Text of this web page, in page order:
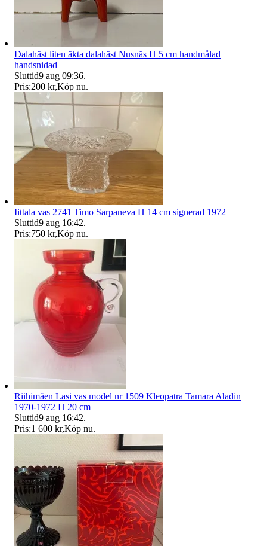
Dalahäst liten äkta dalahäst Nusnäs H 5 cm handmålad
handsnidad
Sluttid9 aug 09:36.
Pris:200 kr,Köp nu.
Iittala vas 2741 Timo Sarpaneva H 14 cm signerad 1972
Sluttid9 aug 16:42.
Pris:750 kr,Köp nu.
Riihimäen Lasi vas model nr 1509 Kleopatra Tamara Aladin
1970-1972 H 20 cm
Sluttid9 aug 16:42.
Pris:1 600 kr,Köp nu.